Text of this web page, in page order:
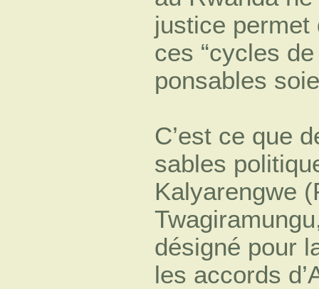
justice permet
ces “cycles
ponsables
C’est ce que
sables
Kalyarengwe
désigné pour
les accords